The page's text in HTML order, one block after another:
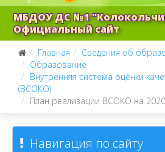
МБДОУ ДС №1
Официальный сайт
Главная
Сведения об
Образование
Внутренняя система оценки
(ВСОКО)
План реализации ВСОКО на
Навигация по сайту